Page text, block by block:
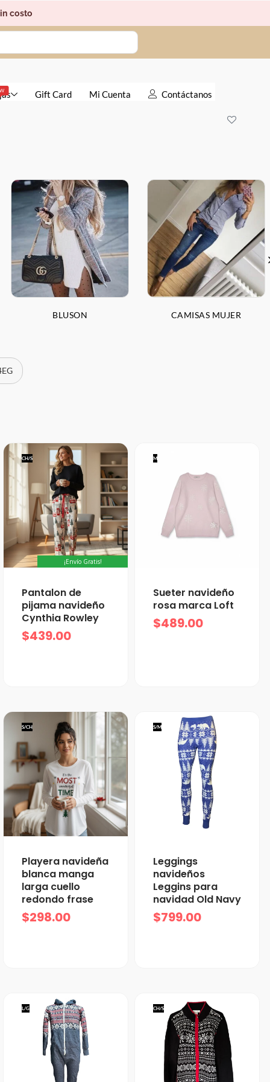
costo
Gift Card Mi Cuenta Contáctanos
BLUSON CAMISAS MUJER
CH/S
¡Envío Gratis!
Pantalon de
pijama navideño
Cynthia Rowley
$439.00
M
Sueter navideño
rosa marca Loft
$489.00
S/CH
Playera navideña
blanca manga
larga cuello
redondo frase
$298.00
S/M
Leggings
navideños
Leggins para
navidad Old Navy
$799.00
L/G CH/S